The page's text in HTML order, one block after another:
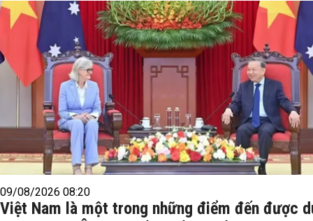
09/08/2026 08:20
Việt Nam là một trong những điểm đến được